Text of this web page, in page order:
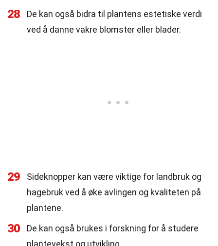
28
De kan også bidra til plantens estetiske verdi
ved å danne vakre blomster eller blader.
29
Sideknopper kan være viktige for landbruk og
hagebruk ved å øke avlingen og kvaliteten på
plantene.
30
De kan også brukes i forskning for å studere
plantevekst og utvikling.